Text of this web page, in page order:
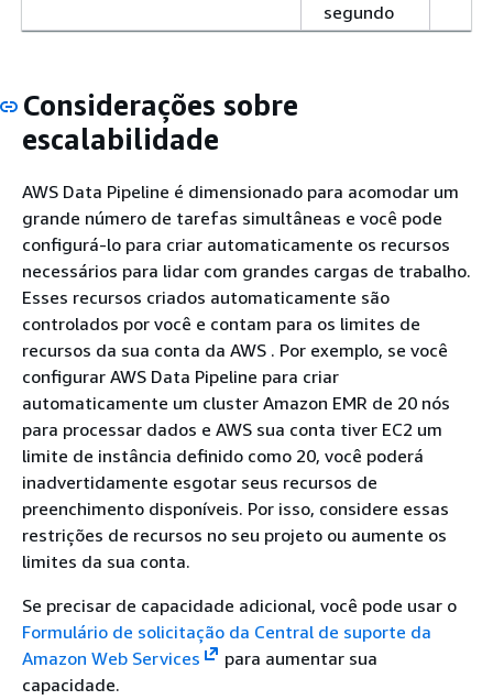
segundo
Considerações sobre
escalabilidade
AWS Data Pipeline é dimensionado para acomodar um
grande número de tarefas simultâneas e você pode
configurá-lo para criar automaticamente os recursos
necessários para lidar com grandes cargas de trabalho.
Esses recursos criados automaticamente são
controlados por você e contam para os limites de
recursos da sua conta da AWS . Por exemplo, se você
configurar AWS Data Pipeline para criar
automaticamente um cluster Amazon EMR de 20 nós
para processar dados e AWS sua conta tiver EC2 um
limite de instância definido como 20, você poderá
inadvertidamente esgotar seus recursos de
preenchimento disponíveis. Por isso, considere essas
restrições de recursos no seu projeto ou aumente os
limites da sua conta.
Se precisar de capacidade adicional, você pode usar o
Formulário de solicitação da Central de suporte da
Amazon Web Services
para aumentar sua
capacidade.